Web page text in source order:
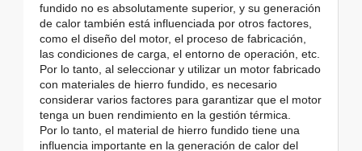
fundido no es absolutamente superior, y su generación
de calor también está influenciada por otros factores,
como el diseño del motor, el proceso de fabricación,
las condiciones de carga, el entorno de operación, etc.
Por lo tanto, al seleccionar y utilizar un motor fabricado
con materiales de hierro fundido, es necesario
considerar varios factores para garantizar que el motor
tenga un buen rendimiento en la gestión térmica.
Por lo tanto, el material de hierro fundido tiene una
influencia importante en la generación de calor del